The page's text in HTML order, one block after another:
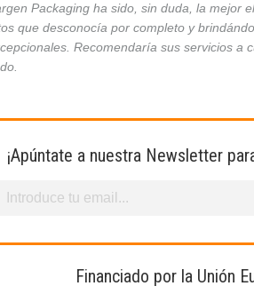
Packaging ha sido, sin duda, la mejor
que desconocía por completo y
Recomendaría sus servicios a
¡Apúntate a nuestra Newsletter
Financiado por la Unión